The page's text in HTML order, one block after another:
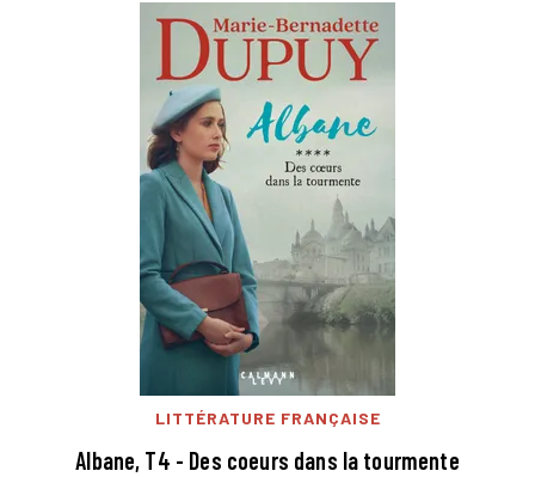
LITTÉRATURE FRANÇAISE
Albane, T4 - Des coeurs dans la tourmente